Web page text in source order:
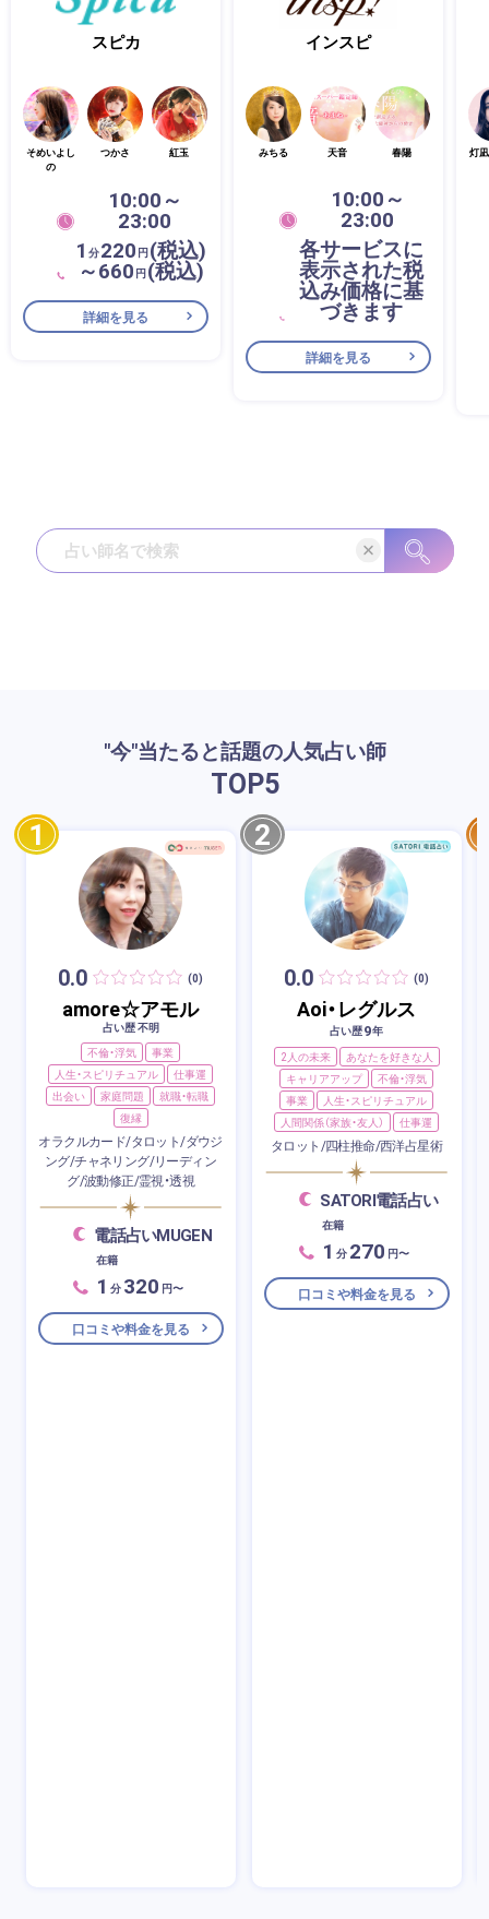
スピカ
そめいよし
の
つかさ 紅玉
10:00～
23:00
1 分220 円(税込)
～660 円(税込)
詳細を見る
インスピ
みちる 天音 春陽
10:00～
23:00
各サービスに
表示された税
込み価格に基
づきます
詳細を見る
灯
"今"当たると話題の人気占い師
TOP5
1
0.0 (0)
amore☆アモル
占い歴 不明
不倫・浮気
事業
人生・スピリチュアル
仕事運
出会い
家庭問題
就職・転職
復縁
オラクルカード/タロット/ダウジ
ング/チャネリング/リーディン
グ/波動修正/霊視・透視
電話占いMUGEN
在籍
1 分 320 円〜
口コミや料金を見る
2
0.0 (0)
Aoi・レグルス
占い歴9年
2人の未来
あなたを好きな人
キャリアアップ
不倫・浮気
事業
人生・スピリチュアル
人間関係（家族・友人）
仕事運
タロット/四柱推命/西洋占星術
SATORI電話占い
在籍
1 分 270 円〜
口コミや料金を見る